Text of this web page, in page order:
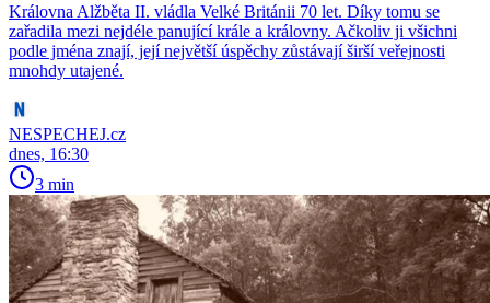
Královna Alžběta II. vládla Velké Británii 70 let. Díky tomu se
zařadila mezi nejdéle panující krále a královny. Ačkoliv ji všichni
podle jména znají, její největší úspěchy zůstávají širší veřejnosti
mnohdy utajené.
NESPECHEJ.cz
dnes, 16:30
3 min